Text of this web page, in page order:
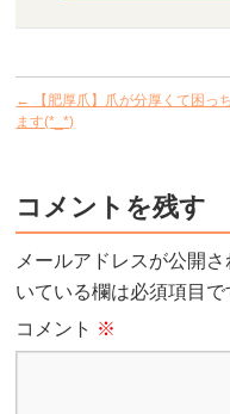
←
【肥厚爪】爪が分厚くて困っ
ます(*_*)
コメントを残す
メールアドレスが公開
いている欄は必須項目で
コメント ※